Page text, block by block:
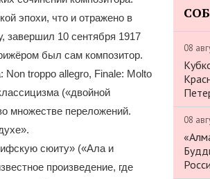
эпохи, что и отражено в
завершил 10 сентября 1917
был сам композитор.
troppo allegro, Finale: Molto
(«двойной
множестве переложений.
сюиту» («Ала и
произведение, где
08
08